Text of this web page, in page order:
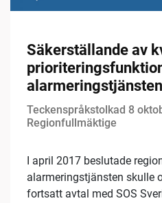
Säkerställande av
alarmeringstjänsten
Teckenspråkstolkad 8
Regionfullmäktige
I april 2017 beslutade
alarmeringstjänsten skulle
fortsatt avtal med SOS